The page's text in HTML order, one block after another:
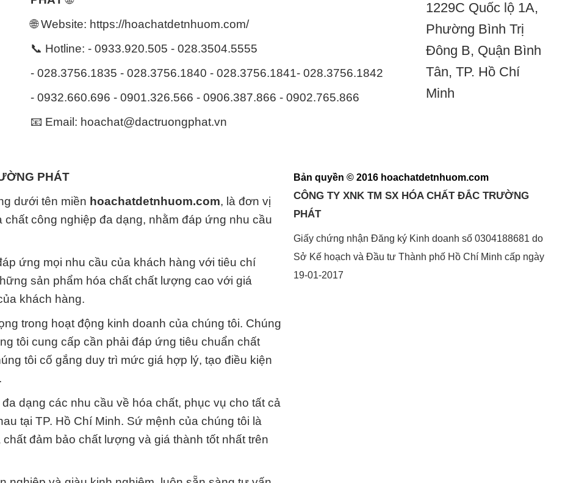
🌐 Website: https://hoachatdetnhuom.com/
📞 Hotline: - 0933.920.505 - 028.3504.5555
- 028.3756.1835 - 028.3756.1840 - 028.3756.1841- 028.3756.1842
- 0932.660.696 - 0901.326.566 - 0906.387.866 - 0902.765.866
📧 Email: hoachat@dactruongphat.vn
1229C Quốc lộ 1A,
Phường Bình Trị
Đông B, Quận Bình
Tân, TP. Hồ Chí
Minh
PHÁT
dưới tên miền hoachatdetnhuom.com, là đơn vị
công nghiệp đa dạng, nhằm đáp ứng nhu cầu
ứng mọi nhu cầu của khách hàng với tiêu chí
sản phẩm hóa chất chất lượng cao với giá
khách hàng.
trong hoạt động kinh doanh của chúng tôi. Chúng
tôi cung cấp cần phải đáp ứng tiêu chuẩn chất
tôi cố gắng duy trì mức giá hợp lý, tạo điều kiện
dạng các nhu cầu về hóa chất, phục vụ cho tất cả
tại TP. Hồ Chí Minh. Sứ mệnh của chúng tôi là
đảm bảo chất lượng và giá thành tốt nhất trên
Bản quyền © 2016 hoachatdetnhuom.com
CÔNG TY XNK TM SX HÓA CHẤT ĐẮC TRƯỜNG
PHÁT
Giấy chứng nhận Đăng ký Kinh doanh số 0304188681 do
Sở Kế hoạch và Đầu tư Thành phố Hồ Chí Minh cấp ngày
19-01-2017